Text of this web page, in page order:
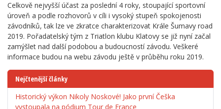
Celkově nejvyšší účast za poslední 4 roky, stoupající sportovní
úroveň a podle rozhovorů v cíli i vysoký stupeň spokojenosti
závodníků, tak lze ve zkratce charakterizovat Krále Šumavy road
2019. Pořadatelský tým z Triatlon klubu Klatovy se již nyní začal
zamýšlet nad další podobou a budoucností závodu. Veškeré
informace budou na webu závodu ještě v průběhu roku 2019.
Nejčtenější články
Historický výkon Nikoly Noskové! Jako první Češka
vystoupala na pódium Tour de France